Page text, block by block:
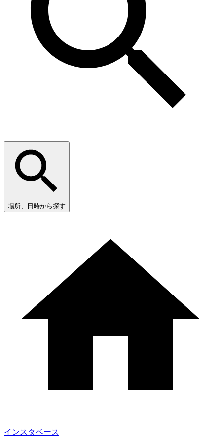
場所、日時から探す
インスタベース